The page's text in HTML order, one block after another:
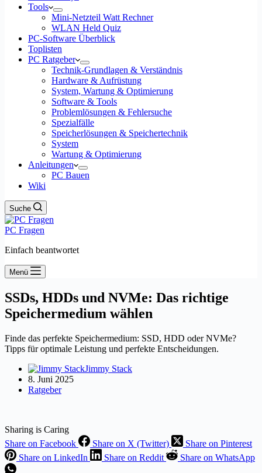
Tools
Mini-Netzteil Watt Rechner
WLAN Held Quiz
PC-Software Überblick
Toplisten
PC Ratgeber
Technik-Grundlagen & Verständnis
Hardware & Aufrüstung
System, Wartung & Optimierung
Software & Tools
Problemlösungen & Fehlersuche
Spezialfälle
Speicherlösungen & Speichertechnik
System
Wartung & Optimierung
Anleitungen
PC Bauen
Wiki
Suche
PC Fragen
Einfach beantwortet
Menü
SSDs, HDDs und NVMe: Das richtige
Speichermedium wählen
Finde das perfekte Speichermedium: SSD, HDD oder NVMe?
Tipps für optimale Leistung und perfekte Entscheidungen.
Jimmy Stack
8. Juni 2025
Ratgeber
Sharing is Caring
Share on Facebook
Share on X (Twitter)
Share on Pinterest
Share on LinkedIn
Share on Reddit Share on WhatsApp